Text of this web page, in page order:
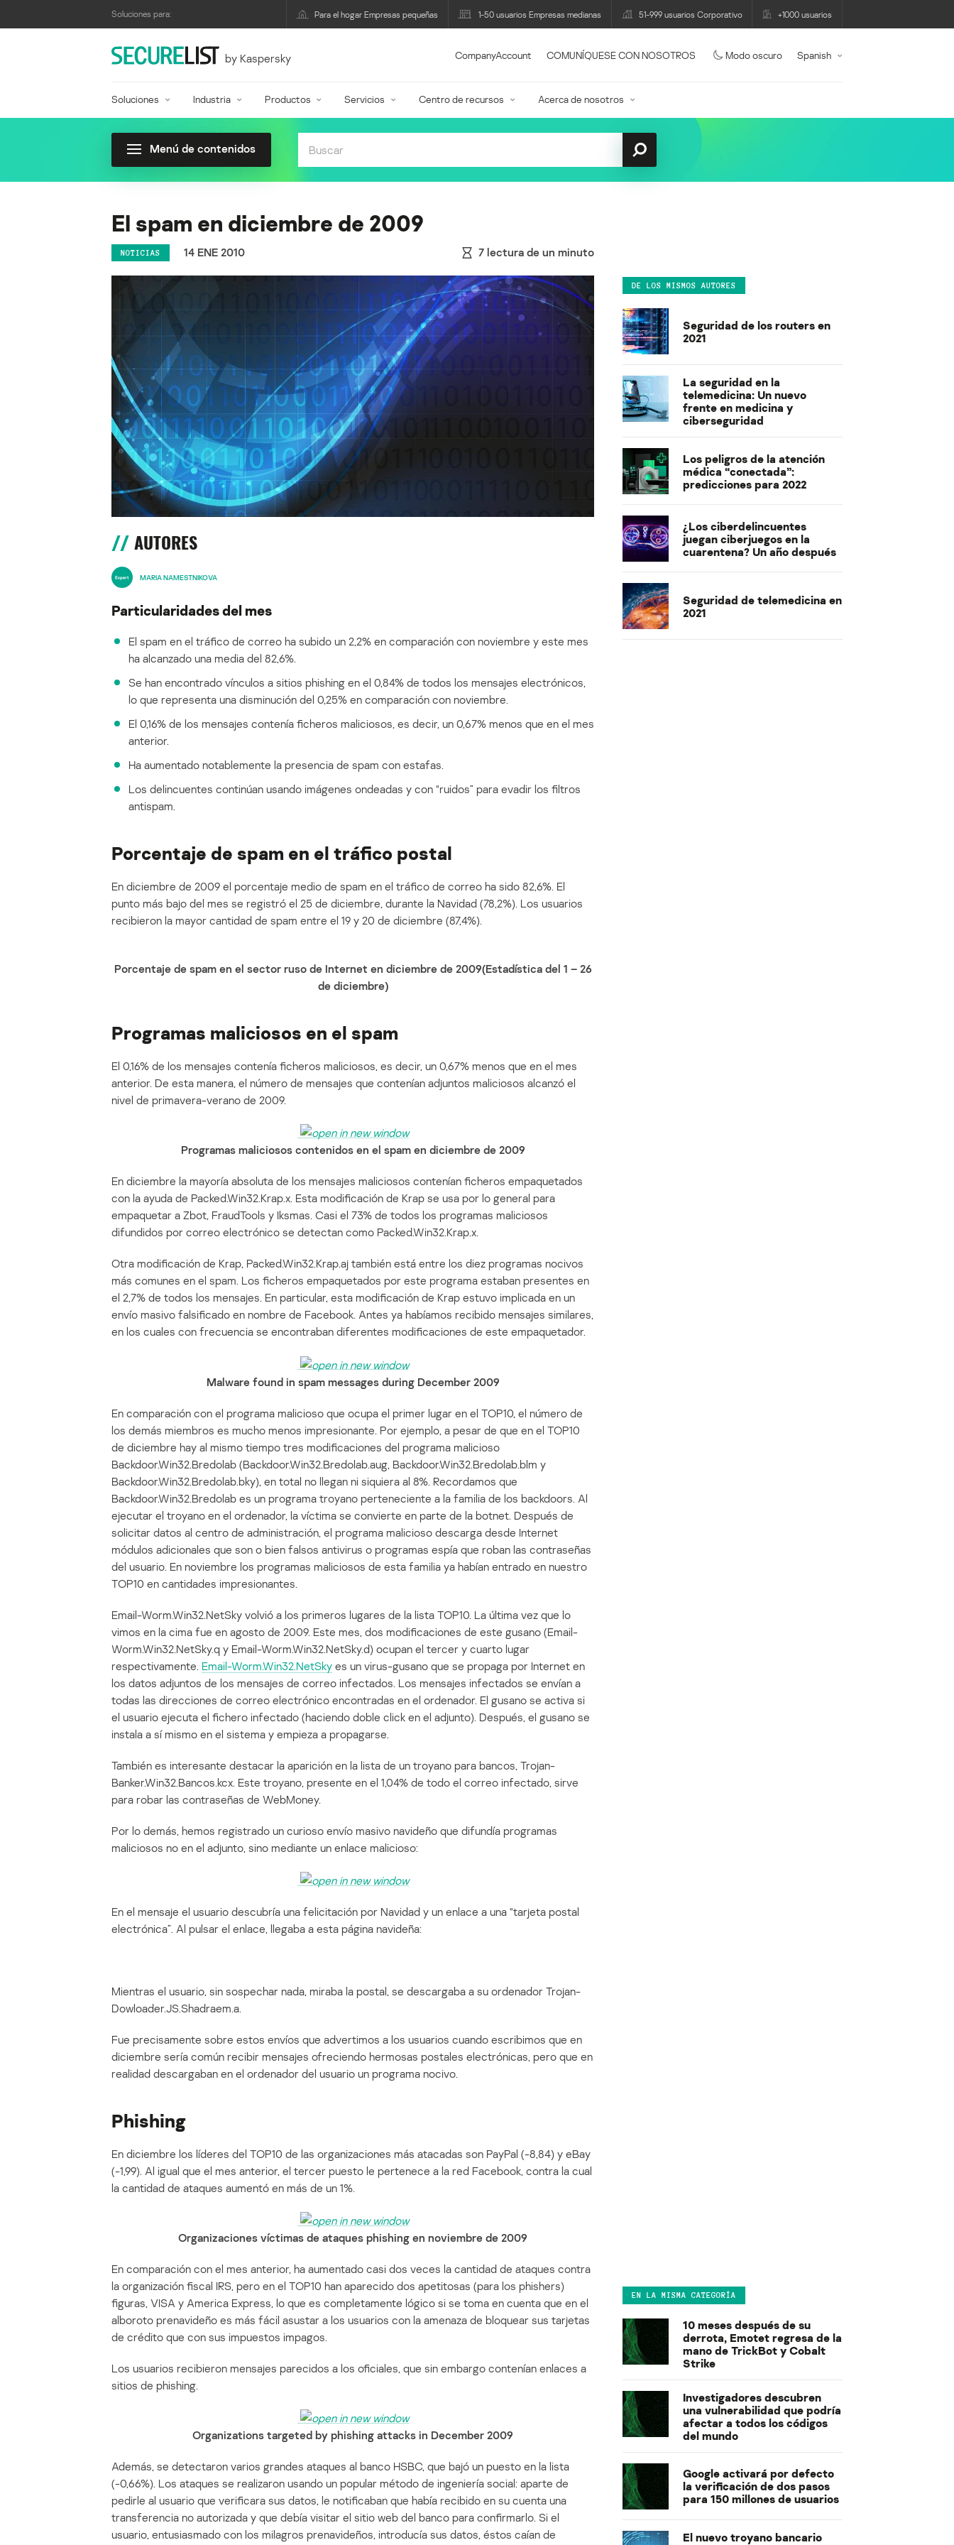
Soluciones para: Para el hogar Empresas pequeñas 1-50 usuarios Empresas medianas 51-999 usuarios Corporativo +1000 usuarios
by Kaspersky CompanyAccount COMUNÍQUESE CON NOSOTROS Modo oscuro Spanish
Soluciones Industria Productos Servicios Centro de recursos Acerca de nosotros
Menú de contenidos
El spam en diciembre de 2009
NOTICIAS 14 ENE 2010 7 lectura de un minuto
AUTORES
MARIA NAMESTNIKOVA
Particularidades del mes
El spam en el tráfico de correo ha subido un 2,2% en comparación con noviembre y este mes
ha alcanzado una media del 82,6%.
Se han encontrado vínculos a sitios phishing en el 0,84% de todos los mensajes electrónicos,
lo que representa una disminución del 0,25% en comparación con noviembre.
El 0,16% de los mensajes contenía ficheros maliciosos, es decir, un 0,67% menos que en el mes
anterior.
Ha aumentado notablemente la presencia de spam con estafas.
Los delincuentes continúan usando imágenes ondeadas y con “ruidos” para evadir los filtros
antispam.
Porcentaje de spam en el tráfico postal
En diciembre de 2009 el porcentaje medio de spam en el tráfico de correo ha sido 82,6%. El
punto más bajo del mes se registró el 25 de diciembre, durante la Navidad (78,2%). Los usuarios
recibieron la mayor cantidad de spam entre el 19 y 20 de diciembre (87,4%).
Porcentaje de spam en el sector ruso de Internet en diciembre de 2009(Estadística del 1 – 26
de diciembre)
Programas maliciosos en el spam
El 0,16% de los mensajes contenía ficheros maliciosos, es decir, un 0,67% menos que en el mes
anterior. De esta manera, el número de mensajes que contenían adjuntos maliciosos alcanzó el
nivel de primavera-verano de 2009.
Programas maliciosos contenidos en el spam en diciembre de 2009
En diciembre la mayoría absoluta de los mensajes maliciosos contenían ficheros empaquetados
con la ayuda de Packed.Win32.Krap.x. Esta modificación de Krap se usa por lo general para
empaquetar a Zbot, FraudTools y Iksmas. Casi el 73% de todos los programas maliciosos
difundidos por correo electrónico se detectan como Packed.Win32.Krap.x.
Otra modificación de Krap, Packed.Win32.Krap.aj también está entre los diez programas nocivos
más comunes en el spam. Los ficheros empaquetados por este programa estaban presentes en
el 2,7% de todos los mensajes. En particular, esta modificación de Krap estuvo implicada en un
envío masivo falsificado en nombre de Facebook. Antes ya habíamos recibido mensajes similares,
en los cuales con frecuencia se encontraban diferentes modificaciones de este empaquetador.
Malware found in spam messages during December 2009
En comparación con el programa malicioso que ocupa el primer lugar en el TOP10, el número de
los demás miembros es mucho menos impresionante. Por ejemplo, a pesar de que en el TOP10
de diciembre hay al mismo tiempo tres modificaciones del programa malicioso
Backdoor.Win32.Bredolab (Backdoor.Win32.Bredolab.aug, Backdoor.Win32.Bredolab.blm y
Backdoor.Win32.Bredolab.bky), en total no llegan ni siquiera al 8%. Recordamos que
Backdoor.Win32.Bredolab es un programa troyano perteneciente a la familia de los backdoors. Al
ejecutar el troyano en el ordenador, la víctima se convierte en parte de la botnet. Después de
solicitar datos al centro de administración, el programa malicioso descarga desde Internet
módulos adicionales que son o bien falsos antivirus o programas espía que roban las contraseñas
del usuario. En noviembre los programas maliciosos de esta familia ya habían entrado en nuestro
TOP10 en cantidades impresionantes.
Email-Worm.Win32.NetSky volvió a los primeros lugares de la lista TOP10. La última vez que lo
vimos en la cima fue en agosto de 2009. Este mes, dos modificaciones de este gusano (Email-
Worm.Win32.NetSky.q y Email-Worm.Win32.NetSky.d) ocupan el tercer y cuarto lugar
respectivamente. Email-Worm.Win32.NetSky es un virus-gusano que se propaga por Internet en
los datos adjuntos de los mensajes de correo infectados. Los mensajes infectados se envían a
todas las direcciones de correo electrónico encontradas en el ordenador. El gusano se activa si
el usuario ejecuta el fichero infectado (haciendo doble click en el adjunto). Después, el gusano se
instala a sí mismo en el sistema y empieza a propagarse.
También es interesante destacar la aparición en la lista de un troyano para bancos, Trojan-
Banker.Win32.Bancos.kcx. Este troyano, presente en el 1,04% de todo el correo infectado, sirve
para robar las contraseñas de WebMoney.
Por lo demás, hemos registrado un curioso envío masivo navideño que difundía programas
maliciosos no en el adjunto, sino mediante un enlace malicioso:
En el mensaje el usuario descubría una felicitación por Navidad y un enlace a una “tarjeta postal
electrónica”. Al pulsar el enlace, llegaba a esta página navideña:
Mientras el usuario, sin sospechar nada, miraba la postal, se descargaba a su ordenador Trojan-
Dowloader.JS.Shadraem.a.
Fue precisamente sobre estos envíos que advertimos a los usuarios cuando escribimos que en
diciembre sería común recibir mensajes ofreciendo hermosas postales electrónicas, pero que en
realidad descargaban en el ordenador del usuario un programa nocivo.
Phishing
En diciembre los líderes del TOP10 de las organizaciones más atacadas son PayPal (-8,84) y eBay
(-1,99). Al igual que el mes anterior, el tercer puesto le pertenece a la red Facebook, contra la cual
la cantidad de ataques aumentó en más de un 1%.
Organizaciones víctimas de ataques phishing en noviembre de 2009
En comparación con el mes anterior, ha aumentado casi dos veces la cantidad de ataques contra
la organización fiscal IRS, pero en el TOP10 han aparecido dos apetitosas (para los phishers)
figuras, VISA y America Express, lo que es completamente lógico si se toma en cuenta que en el
alboroto prenavideño es más fácil asustar a los usuarios con la amenaza de bloquear sus tarjetas
de crédito que con sus impuestos impagos.
Los usuarios recibieron mensajes parecidos a los oficiales, que sin embargo contenían enlaces a
sitios de phishing.
Organizations targeted by phishing attacks in December 2009
Además, se detectaron varios grandes ataques al banco HSBC, que bajó un puesto en la lista
(-0,66%). Los ataques se realizaron usando un popular método de ingeniería social: aparte de
pedirle al usuario que verificara sus datos, le notificaban que había recibido en su cuenta una
transferencia no autorizada y que debía visitar el sitio web del banco para confirmarlo. Si el
usuario, entusiasmado con los milagros prenavideños, introducía sus datos, éstos caían de
DE LOS MISMOS AUTORES
Seguridad de los routers en
2021
La seguridad en la
telemedicina: Un nuevo
frente en medicina y
ciberseguridad
Los peligros de la atención
médica “conectada”:
predicciones para 2022
¿Los ciberdelincuentes
juegan ciberjuegos en la
cuarentena? Un año después
Seguridad de telemedicina en
2021
EN LA MISMA CATEGORÍA
10 meses después de su
derrota, Emotet regresa de la
mano de TrickBot y Cobalt
Strike
Investigadores descubren
una vulnerabilidad que podría
afectar a todos los códigos
del mundo
Google activará por defecto
la verificación de dos pasos
para 150 millones de usuarios
El nuevo troyano bancario